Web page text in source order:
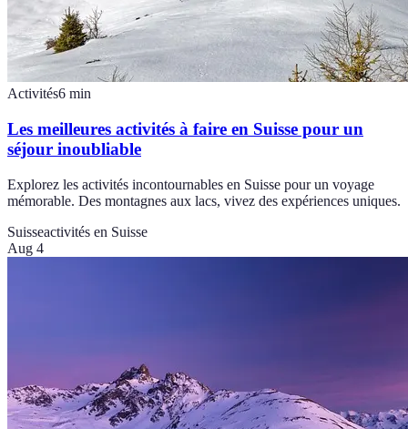
Activités6 min
Les meilleures activités à faire en Suisse pour un
séjour inoubliable
Explorez les activités incontournables en Suisse pour un voyage
mémorable. Des montagnes aux lacs, vivez des expériences uniques.
Suisseactivités en Suisse
Aug 4